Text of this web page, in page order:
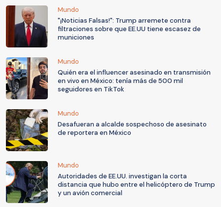
Mundo
"¡Noticias Falsas!": Trump arremete contra
filtraciones sobre que EE.UU tiene escasez de
municiones
Mundo
Quién era el influencer asesinado en transmisión
en vivo en México: tenía más de 500 mil
seguidores en TikTok
Mundo
Desafueran a alcalde sospechoso de asesinato
de reportera en México
Mundo
Autoridades de EE.UU. investigan la corta
distancia que hubo entre el helicóptero de Trump
y un avión comercial